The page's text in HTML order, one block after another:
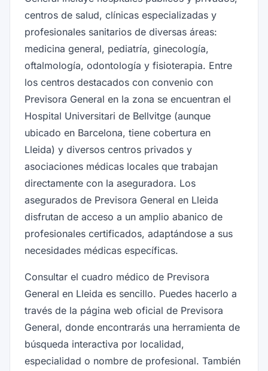
centros de salud, clínicas especializadas y
profesionales sanitarios de diversas áreas:
medicina general, pediatría, ginecología,
oftalmología, odontología y fisioterapia. Entre
los centros destacados con convenio con
Previsora General en la zona se encuentran el
Hospital Universitari de Bellvitge (aunque
ubicado en Barcelona, tiene cobertura en
Lleida) y diversos centros privados y
asociaciones médicas locales que trabajan
directamente con la aseguradora. Los
asegurados de Previsora General en Lleida
disfrutan de acceso a un amplio abanico de
profesionales certificados, adaptándose a sus
necesidades médicas específicas.
Consultar el cuadro médico de Previsora
General en Lleida es sencillo. Puedes hacerlo a
través de la página web oficial de Previsora
General, donde encontrarás una herramienta de
búsqueda interactiva por localidad,
especialidad o nombre de profesional. También